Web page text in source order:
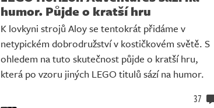
humor. Půjde o kratší hru
K lovkyni strojů Aloy se tentokrát přidáme v
netypickém dobrodružství v kostičkovém světě. S
ohledem na tuto skutečnost půjde o kratší hru,
která po vzoru jiných LEGO titulů sází na humor.
37